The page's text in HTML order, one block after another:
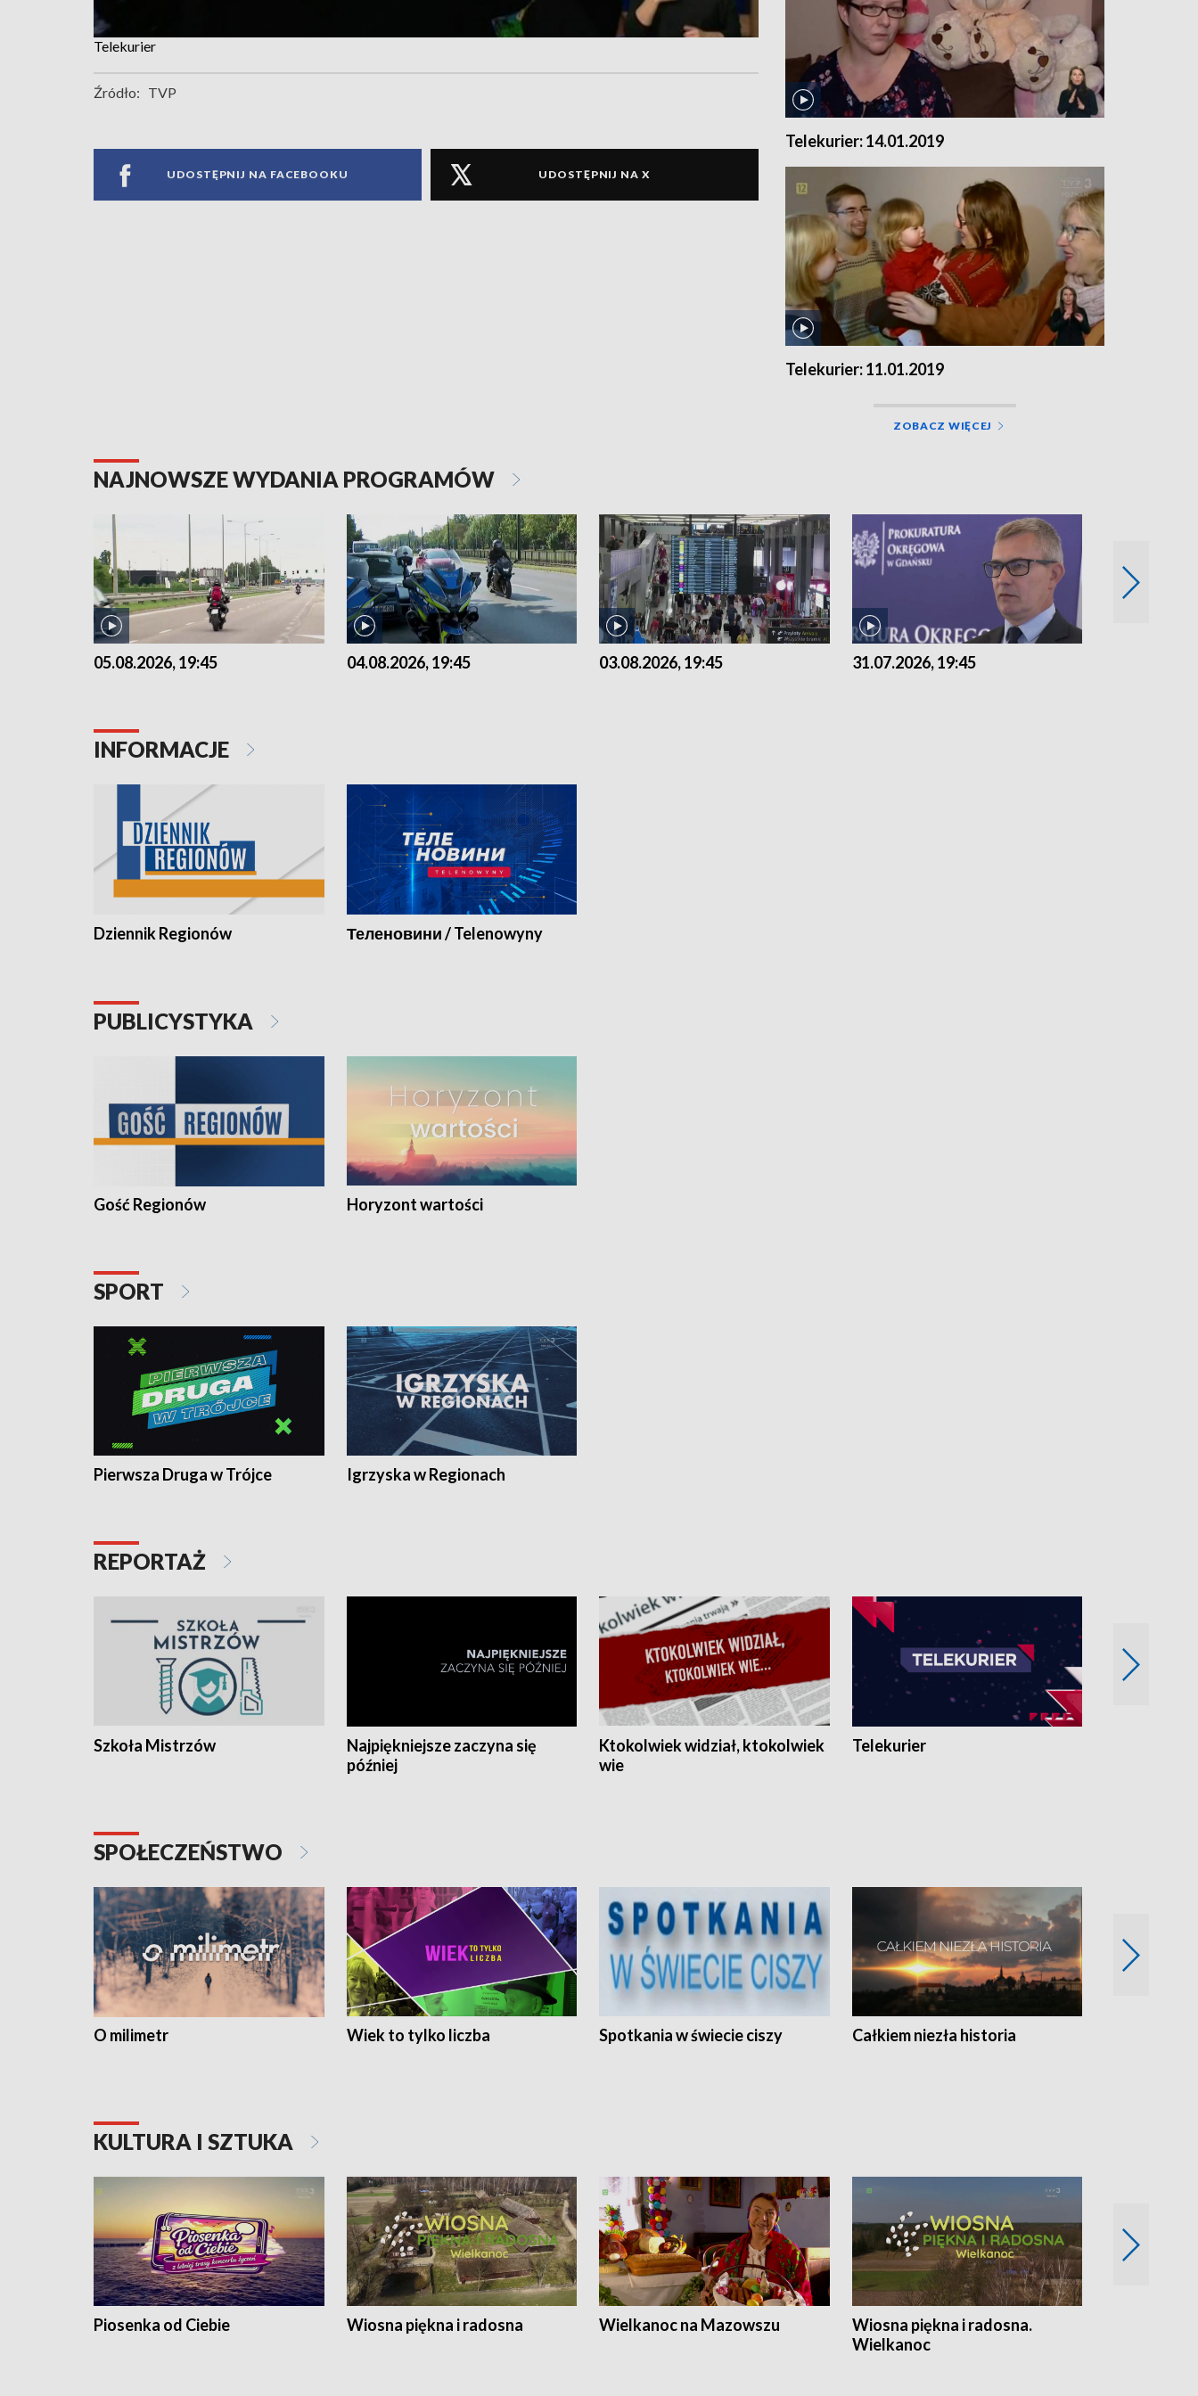
Telekurier
Źródło: TVP
UDOSTĘPNIJ NA FACEBOOKU UDOSTĘPNIJ NA X
Telekurier: 14.01.2019
Telekurier: 11.01.2019
ZOBACZ WIĘCEJ
NAJNOWSZE WYDANIA PROGRAMÓW
05.08.2026, 19:45 04.08.2026, 19:45 03.08.2026, 19:45 31.07.2026, 19:45
INFORMACJE
Dziennik Regionów Теленовини / Telenowyny
PUBLICYSTYKA
Gość Regionów Horyzont wartości
SPORT
Pierwsza Druga w Trójce Igrzyska w Regionach
REPORTAŻ
Szkoła Mistrzów
Najpiękniejsze zaczyna się
później
Ktokolwiek widział, ktokolwiek
wie
Telekurier
SPOŁECZEŃSTWO
O milimetr Wiek to tylko liczba Spotkania w świecie ciszy Całkiem niezła historia
KULTURA I SZTUKA
Piosenka od Ciebie Wiosna piękna i radosna Wielkanoc na Mazowszu
Wiosna piękna i radosna.
Wielkanoc